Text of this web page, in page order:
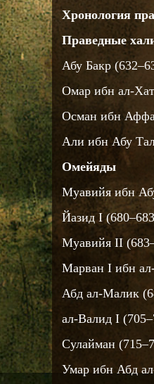
Хронология
Праведные
Абу Бакр
Омар ибн ал-
Осман ибн
Али ибн Абу
Омейяды
Муавийя ибн
Йазид I
Муавийя II
Марван I ибн
Абд ал-Малик
ал-Валид I
Сулайман
Умар ибн Абд